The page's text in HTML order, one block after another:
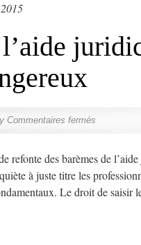
Commentaires fermés
refonte des barèmes de
à juste titre les
Le droit de saisir